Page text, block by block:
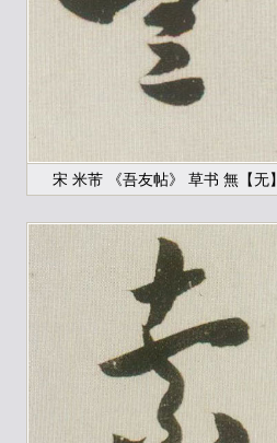
宋 米芾 《吾友帖》 草书 無【无】